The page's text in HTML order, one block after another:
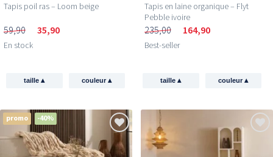
Tapis poil ras​ – Loom beige
59,90 35,90
En stock
taille▴ couleur▴
Tapis en laine organique – Flyt
Pebble ivoire
235,00 164,90
Best-seller
taille▴ couleur▴
promo -40%